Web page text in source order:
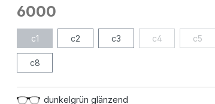
6000
c1 c2 c3 c4 c5
c8
dunkelgrün glänzend